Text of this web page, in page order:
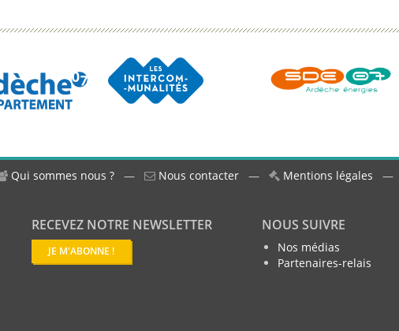
Qui sommes nous ? — Nous contacter — Mentions légales —
RECEVEZ NOTRE NEWSLETTER
JE M'ABONNE !
NOUS SUIVRE
Nos médias
Partenaires-relais